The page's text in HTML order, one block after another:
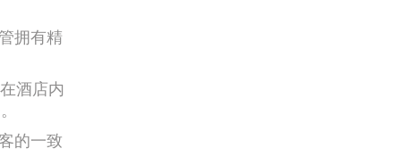
拥有精
酒店内
的一致